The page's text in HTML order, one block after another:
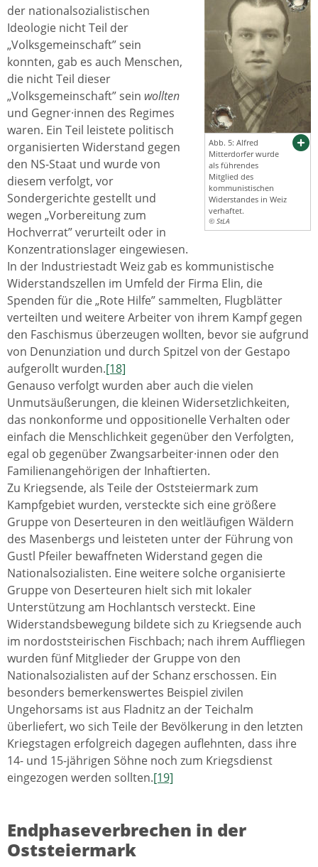
Abb. 5: Alfred
Mitterdorfer wurde
als führendes
Mitglied des
kommunistischen
Widerstandes in Weiz
verhaftet.
© StLA
der nationalsozialistischen
Ideologie nicht Teil der
„Volksgemeinschaft” sein
konnten, gab es auch Menschen,
die nicht Teil dieser
„Volksgemeinschaft” sein wollten
und Gegner·innen des Regimes
waren. Ein Teil leistete politisch
organisierten Widerstand gegen
den NS-Staat und wurde von
diesem verfolgt, vor
Sondergerichte gestellt und
wegen „Vorbereitung zum
Hochverrat” verurteilt oder in
Konzentrationslager eingewiesen.
In der Industriestadt Weiz gab es kommunistische
Widerstandszellen im Umfeld der Firma Elin, die
Spenden für die „Rote Hilfe” sammelten, Flugblätter
verteilten und weitere Arbeiter von ihrem Kampf gegen
den Faschismus überzeugen wollten, bevor sie aufgrund
von Denunziation und durch Spitzel von der Gestapo
aufgerollt wurden.[18]
Genauso verfolgt wurden aber auch die vielen
Unmutsäußerungen, die kleinen Widersetzlichkeiten,
das nonkonforme und oppositionelle Verhalten oder
einfach die Menschlichkeit gegenüber den Verfolgten,
egal ob gegenüber Zwangsarbeiter·innen oder den
Familienangehörigen der Inhaftierten.
Zu Kriegsende, als Teile der Oststeiermark zum
Kampfgebiet wurden, versteckte sich eine größere
Gruppe von Deserteuren in den weitläufigen Wäldern
des Masenbergs und leisteten unter der Führung von
Gustl Pfeiler bewaffneten Widerstand gegen die
Nationalsozialisten. Eine weitere solche organisierte
Gruppe von Deserteuren hielt sich mit lokaler
Unterstützung am Hochlantsch versteckt. Eine
Widerstandsbewegung bildete sich zu Kriegsende auch
im nordoststeirischen Fischbach; nach ihrem Auffliegen
wurden fünf Mitglieder der Gruppe von den
Nationalsozialisten auf der Schanz erschossen. Ein
besonders bemerkenswertes Beispiel zivilen
Ungehorsams ist aus Fladnitz an der Teichalm
überliefert, wo sich Teile der Bevölkerung in den letzten
Kriegstagen erfolgreich dagegen auflehnten, dass ihre
14- und 15-jährigen Söhne noch zum Kriegsdienst
eingezogen werden sollten.[19]
Endphaseverbrechen in der
Oststeiermark